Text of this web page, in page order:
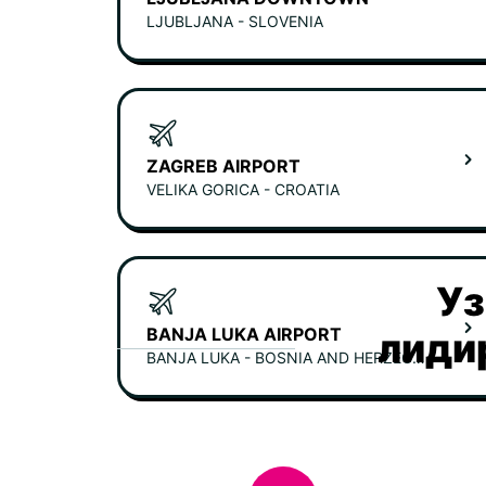
LJUBLJANA - SLOVENIA
ZAGREB AIRPORT
VELIKA GORICA - CROATIA
BANJA LUKA AIRPORT
BANJA LUKA - BOSNIA AND HERZEGOVINA